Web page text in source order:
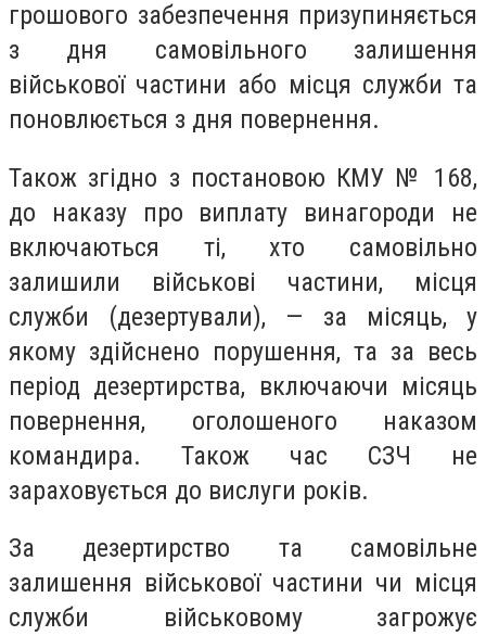
грошового забезпечення призупиняється
з дня самовільного залишення
військової частини або місця служби та
поновлюється з дня повернення.
Також згідно з постановою КМУ № 168,
до наказу про виплату винагороди не
включаються ті, хто самовільно
залишили військові частини, місця
служби (дезертували), — за місяць, у
якому здійснено порушення, та за весь
період дезертирства, включаючи місяць
повернення, оголошеного наказом
командира. Також час СЗЧ не
зараховується до вислуги років.
За дезертирство та самовільне
залишення військової частини чи місця
служби військовому загрожує